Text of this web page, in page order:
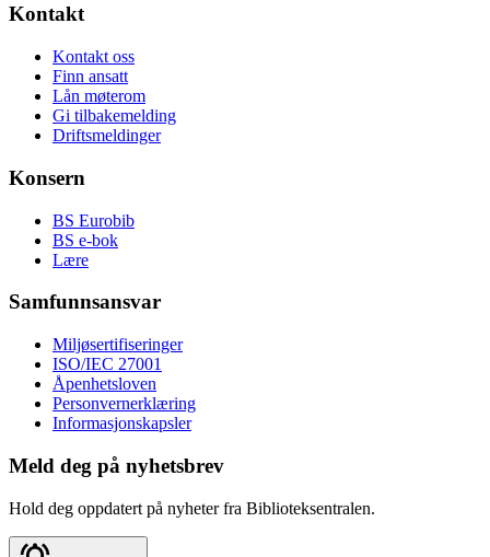
Kontakt
Kontakt oss
Finn ansatt
Lån møterom
Gi tilbakemelding
Driftsmeldinger
Konsern
BS Eurobib
BS e-bok
Lære
Samfunnsansvar
Miljøsertifiseringer
ISO/IEC 27001
Åpenhetsloven
Personvernerklæring
Informasjonskapsler
Meld deg på nyhetsbrev
Hold deg oppdatert på nyheter fra Biblioteksentralen.